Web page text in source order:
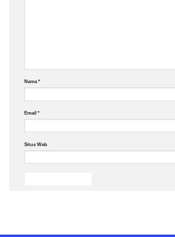
Nama*
Email *
Situs Web